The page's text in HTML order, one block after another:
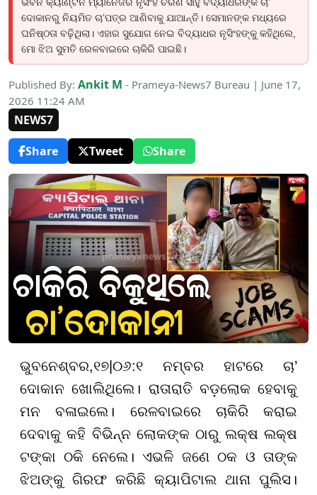
ଦୋକାନରୁ ନିୟମିତ ଚା’ପତ୍ର ଆଣିବାକୁ ଯାଆନ୍ତି। ସେମାନଙ୍କ ମଧ୍ୟରେ
ଘନିଷ୍ଠତା ବଢ଼ିଥିଲା। ଏହାର ସୁଯୋଗ ନେଇ ବିଦ୍ୟାଧର ନୃସିଂହଙ୍କୁ କହିଥିଲେ,
ମୋ ଝିଅ ସୁମତି ରେଳବାଇରେ ଚାକିରି ପାଇଛି।
Published By: Ankit M - Prameya-News7 Bureau | June 17,
2026 11:24 AM
NEWS7
Share
Tweet Share
ଭୁବନେଶ୍ବର,୧୭|୦୬:୧ ନମ୍ବର ହାଟରେ ଚା’
ଦୋକାନ ଖୋଲିଥିଲେ। ରାତାରାତି ବଡ଼ଲୋକ ହେବାକୁ
ମନ ବଳାଇଲେ। ରେଳବାଇରେ ଚାକିରି କରାଇ
ଦେବାକୁ କହି ବିଭିନ୍ନ ଲୋକଙ୍କ ଠାରୁ ଲକ୍ଷ ଲକ୍ଷ
ଟଙ୍କା ଠକି ନେଲେ। ଏଭଳି ଜଣେ ଠକ ଓ ତାଙ୍କ
ଝିଅଙ୍କୁ ଗିରଫ କରିଛି କ୍ୟାପିଟାଲ ଥାନା ପୁଲିସ।